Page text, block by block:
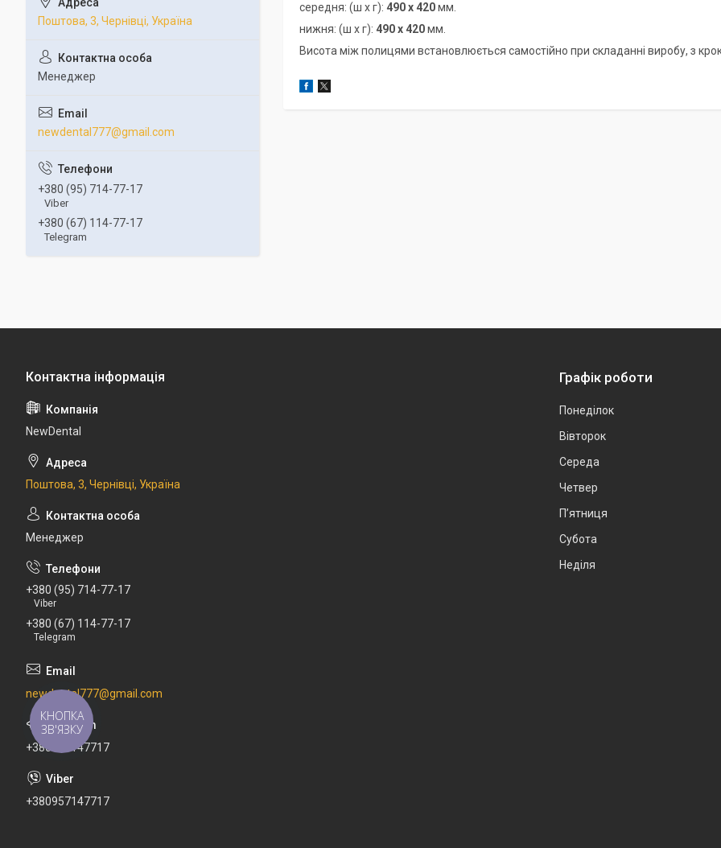
середня: (ш х г): 490 х 420мм.
нижня: (ш х г): 490 х 420мм.
Висота між полицями встановлюється самостійно при складанні виробу, з
Поштова, 3, Чернівці, Україна
Менеджер
newdental777@gmail.com
+380 (95) 714-77-17
Viber
+380 (67) 114-77-17
Telegram
NewDental
Поштова, 3, Чернівці, Україна
Менеджер
+380 (95) 714-77-17
Viber
+380 (67) 114-77-17
Telegram
newdental777@gmail.com
+380671147717
+380957147717
Графік роботи
Понеділок
Вівторок
Середа
Четвер
Пʼятниця
Субота
Неділя
КНОПКА
ЗВ'ЯЗКУ